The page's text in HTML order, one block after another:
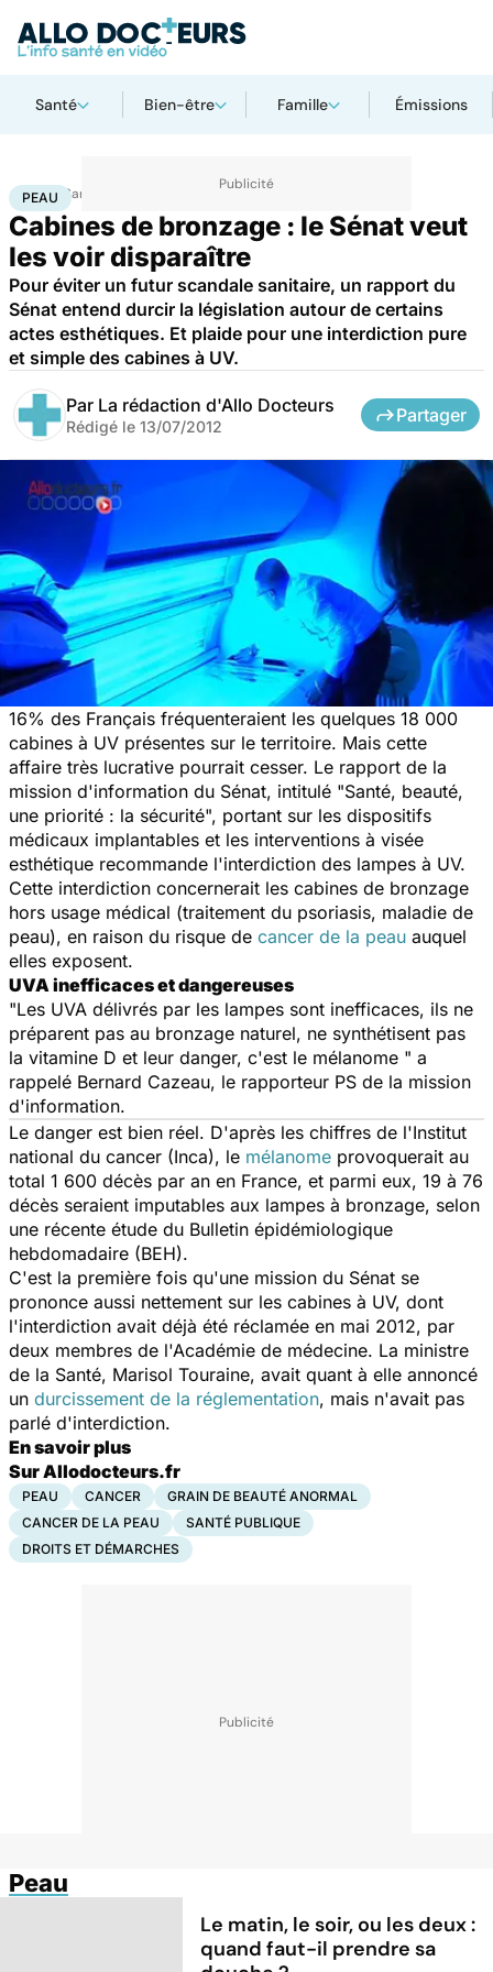
Santé Bien-être Famille Émissions
Accueil Santé Peau
PEAU
Cabines de bronzage : le Sénat veut
les voir disparaître
Pour éviter un futur scandale sanitaire, un rapport du
Sénat entend durcir la législation autour de certains
actes esthétiques. Et plaide pour une interdiction pure
et simple des cabines à UV.
Par La rédaction d'Allo Docteurs
Rédigé le 13/07/2012
Partager
16% des Français fréquenteraient les quelques 18 000
cabines à UV présentes sur le territoire. Mais cette
affaire très lucrative pourrait cesser. Le rapport de la
mission d'information du Sénat, intitulé "Santé, beauté,
une priorité : la sécurité", portant sur les dispositifs
médicaux implantables et les interventions à visée
esthétique recommande l'interdiction des lampes à UV.
Cette interdiction concernerait les cabines de bronzage
hors usage médical (traitement du psoriasis, maladie de
peau), en raison du risque de cancer de la peau auquel
elles exposent.
UVA inefficaces et dangereuses
"Les UVA délivrés par les lampes sont inefficaces, ils ne
préparent pas au bronzage naturel, ne synthétisent pas
la vitamine D et leur danger, c'est le mélanome " a
rappelé Bernard Cazeau, le rapporteur PS de la mission
d'information.
Le danger est bien réel. D'après les chiffres de l'Institut
national du cancer (Inca), le mélanome provoquerait au
total 1 600 décès par an en France, et parmi eux, 19 à 76
décès seraient imputables aux lampes à bronzage, selon
une récente étude du Bulletin épidémiologique
hebdomadaire (BEH).
C'est la première fois qu'une mission du Sénat se
prononce aussi nettement sur les cabines à UV, dont
l'interdiction avait déjà été réclamée en mai 2012, par
deux membres de l'Académie de médecine. La ministre
de la Santé, Marisol Touraine, avait quant à elle annoncé
un durcissement de la réglementation, mais n'avait pas
parlé d'interdiction.
En savoir plus
Sur Allodocteurs.fr
PEAU CANCER
GRAIN DE BEAUTÉ ANORMAL
CANCER DE LA PEAU
SANTÉ PUBLIQUE
DROITS ET DÉMARCHES
Peau
Le matin, le soir, ou les deux :
quand faut-il prendre sa